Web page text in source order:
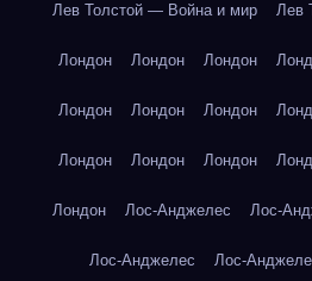
Лев Толстой — Война и мир Лев
Лондон Лондон Лондон
Лондон Лондон Лондон
Лондон Лондон Лондон
Лондон Лос-Анджелес Лос-
Лос-Анджелес Лос-